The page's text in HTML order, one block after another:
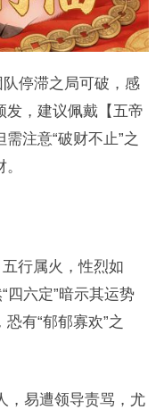
队停滞之局可破，感
发，建议佩戴【五帝
注意“破财不止”之
行属火，性烈如
四六定”暗示其运势
有“郁郁寡欢”之
，易遭领导责骂，尤